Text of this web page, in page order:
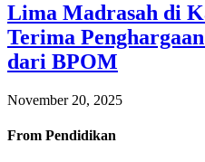
Lima Madrasah di
Terima
dari BPOM
November 20, 2025
From Pendidikan